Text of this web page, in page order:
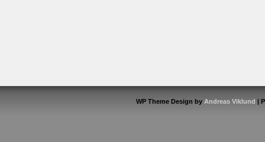
WP Theme Design by Andreas Viklund |